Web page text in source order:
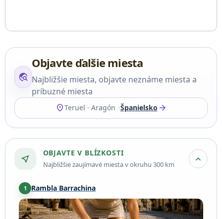
travel_explore
Objavte ďalšie miesta
Najbližšie miesta, objavte neznáme miesta a
príbuzné miesta
location_onTeruel · Aragón Španielsko arrow_forward
near_me
OBJAVTE V BLÍZKOSTI
Najbližšie zaujímavé miesta v okruhu 300 km expand_more
1 Rambla Barrachina
Villaspesa·4,2 km